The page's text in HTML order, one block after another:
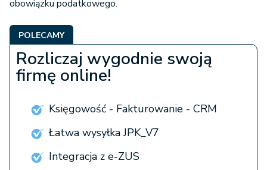
obowiązku podatkowego.
POLECAMY
Rozliczaj wygodnie swoją
firmę online!
Księgowość - Fakturowanie - CRM
Łatwa wysyłka JPK_V7
Integracja z e-ZUS